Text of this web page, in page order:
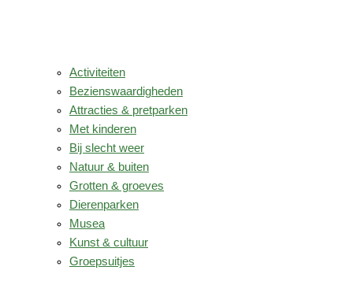
Activiteiten
Bezienswaardigheden
Attracties & pretparken
Met kinderen
Bij slecht weer
Natuur & buiten
Grotten & groeves
Dierenparken
Musea
Kunst & cultuur
Groepsuitjes